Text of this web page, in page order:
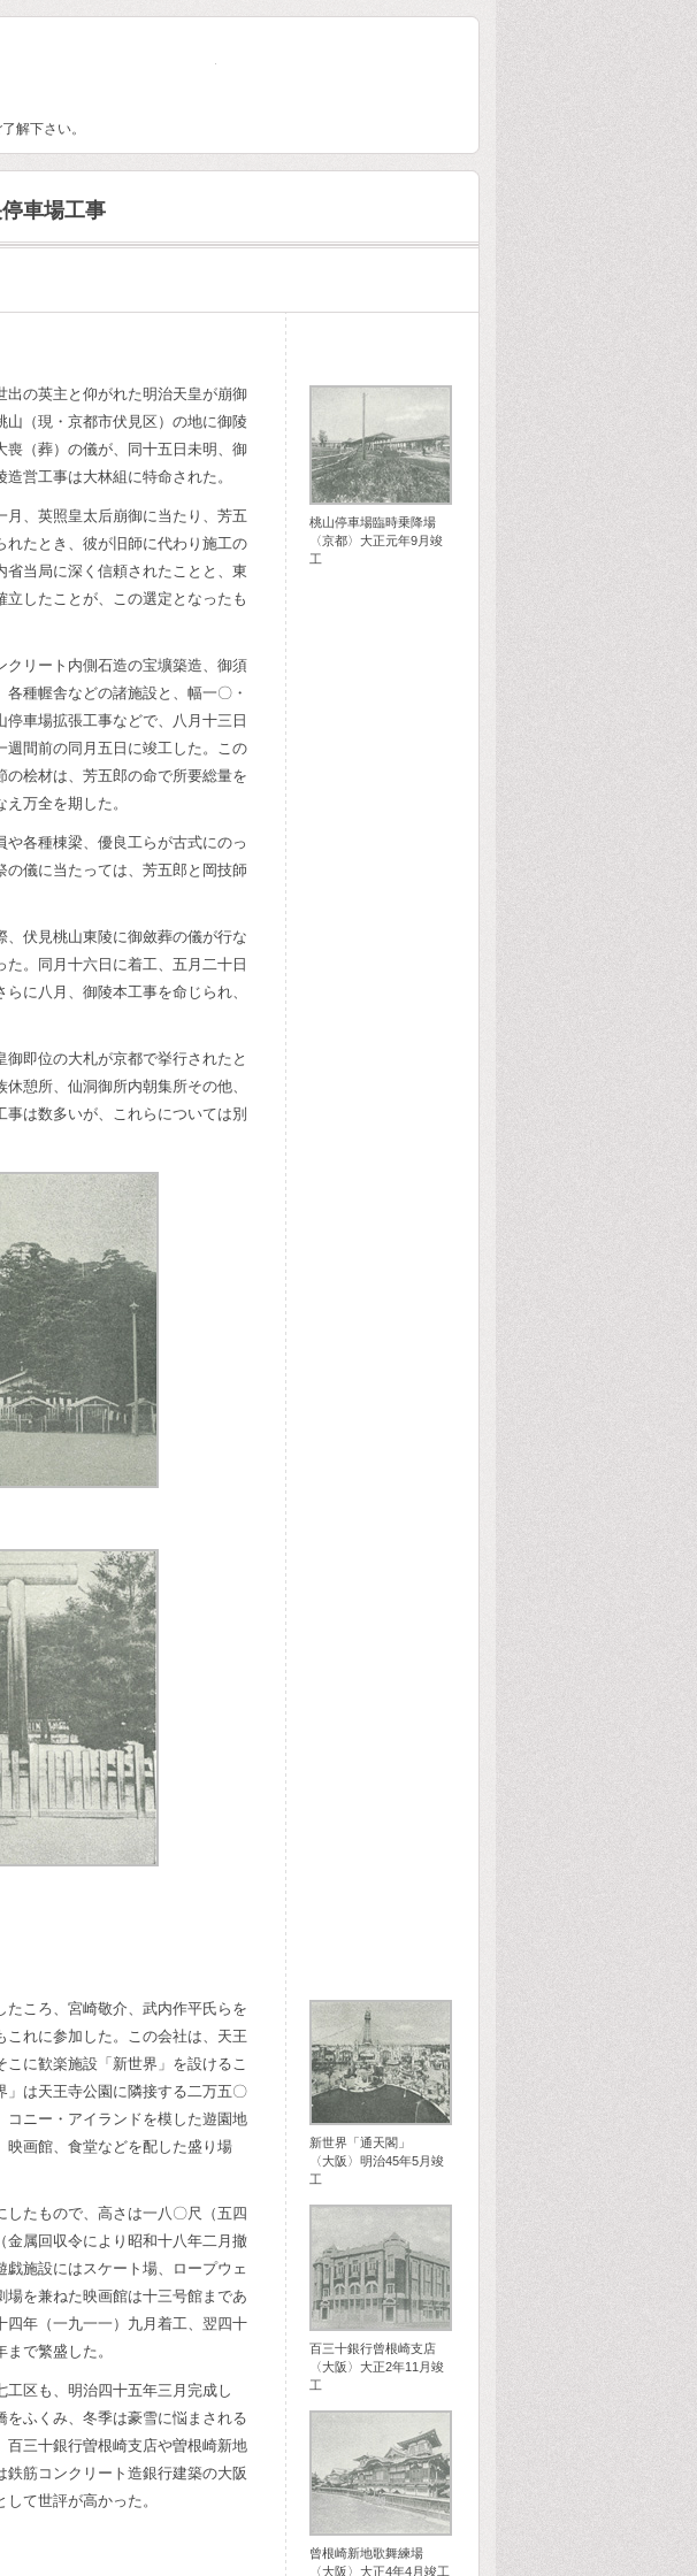
解下さい。
車場工事
の英主と仰がれた明治天皇が崩御
山（現・京都市伏見区）の地に御陵
（葬）の儀が、同十五日未明、御
営工事は大林組に特命された。
、英照皇太后崩御に当たり、芳五
たとき、彼が旧師に代わり施工の
当局に深く信頼されたことと、東
したことが、この選定となったも
リート内側石造の宝壙築造、御須
種幄舎などの諸施設と、幅一〇・
車場拡張工事などで、八月十三日
週間前の同月五日に竣工した。この
桧材は、芳五郎の命で所要総量を
万全を期した。
各種棟梁、優良工らが古式にのっ
の儀に当たっては、芳五郎と岡技師
伏見桃山東陵に御斂葬の儀が行な
。同月十六日に着工、五月二十日
に八月、御陵本工事を命じられ、
即位の大札が京都で挙行されたと
憩所、仙洞御所内朝集所その他、
は数多いが、これらについては別
桃山停車場臨時乗降場
〈京都〉大正元年9月竣
工
ころ、宮崎敬介、武内作平氏らを
れに参加した。この会社は、天王
に歓楽施設「新世界」を設けるこ
」は天王寺公園に隣接する二万五〇
コニー・アイランドを模した遊園地
映画館、食堂などを配した盛り場
たもので、高さは一八〇尺（五四
金属回収令により昭和十八年二月撤
施設にはスケート場、ロープウェ
を兼ねた映画館は十三号館まであ
四年（一九一一）九月着工、翌四十
で繁盛した。
区も、明治四十五年三月完成し
ふくみ、冬季は豪雪に悩まされる
三十銀行曽根崎支店や曽根崎新地
筋コンクリート造銀行建築の大阪
て世評が高かった。
新世界「通天閣」
〈大阪〉明治45年5月竣
工
百三十銀行曾根崎支店
〈大阪〉大正2年11月竣
工
曾根崎新地歌舞練場
〈大阪〉大正4年4月竣工